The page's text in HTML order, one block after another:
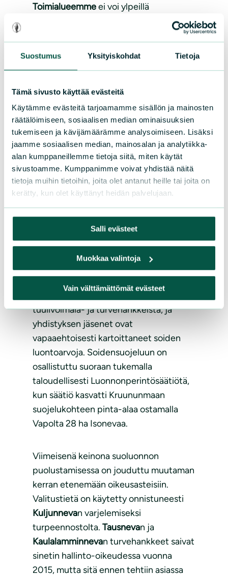
Suostumus Yksityiskohdat Tietoja
Tämä sivusto käyttää evästeitä
Käytämme evästeitä tarjoamamme sisällön ja mainosten
räätälöimiseen, sosiaalisen median ominaisuuksien
tukemiseen ja kävijämäärämme analysoimiseen. Lisäksi
jaamme sosiaalisen median, mainosalan ja analytiikka-
alan kumppaneillemme tietoja siitä, miten käytät
sivustoamme. Kumppanimme voivat yhdistää näitä
tietoja muihin tietoihin, joita olet antanut heille tai joita on
kerätty, kun olet käyttänyt heidän palvelujaan.
Salli evästeet
Muokkaa valintoja
Vain välttämättömät evästeet
Toimialueemmeei voi ylpeillä
suoluonnon säästämisellä. Muutosasteet
keskiarvo on 91,7 %, mikä sekin on
Onneksi myös hyviä muutoksia
tapahtuu. Turpeennosto on hiipunut ja
ennallistamistoimia aletaan tehdä. Tästä
myönteinen esimerkki on Finsilva Oyj:n
Majasuon ennallistamishanke.
Luonnonystävien toiminta
suoluonnon puolesta
Luonnonystävät on pyrkinyt lisäämään
tietoisuutta soitten arvosta ja
tekstein. Yhdistys on antanut lausuntoja
tuulivoimala- ja turvehankkeista, ja
yhdistyksen jäsenet ovat
vapaaehtoisesti kartoittaneet soiden
luontoarvoja. Soidensuojeluun on
osallistuttu suoraan tukemalla
taloudellisesti Luonnonperintösäätiötä,
kun säätiö kasvatti Kruununmaan
suojelukohteen pinta-alaa ostamalla
Vapolta 28 ha Isonevaa.
Viimeisenä keinona suoluonnon
puolustamisessa on jouduttu muutaman
kerran etenemään oikeusasteisiin.
Valitustietä on käytetty onnistuneesti
Kuljunnevan varjelemiseksi
turpeennostolta. Tausnevan ja
Kaulalamminnevan turvehankkeet saivat
sinetin hallinto-oikeudessa vuonna
2015, mutta sitä ennen tehtiin asiassa